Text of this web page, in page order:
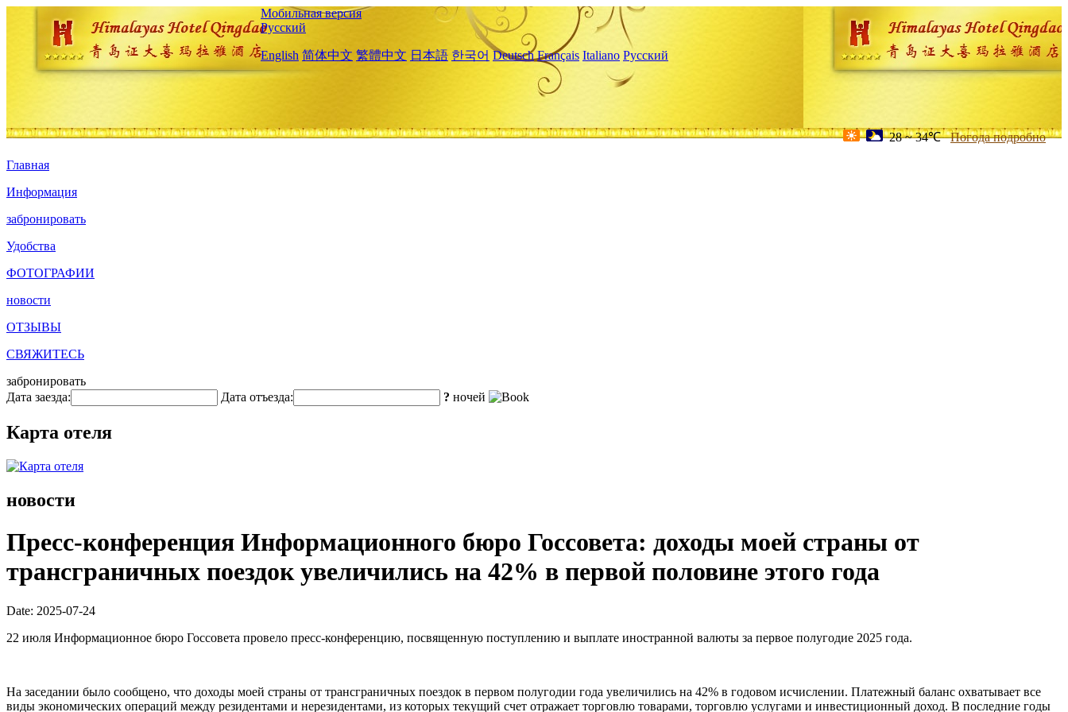
Мобильная версия
Русский
English 简体中文 繁體中文 日本語 한국어 Deutsch Français Italiano Русский
28 ~ 34℃ Погода подробно
Главная
Информация
забронировать
Удобства
ФОТОГРАФИИ
новости
ОТЗЫВЫ
СВЯЖИТЕСЬ
забронировать
Дата заезда:
Дата отъезда: ? ночей
Карта отеля
новости
Пресс-конференция Информационного бюро Госсовета: доходы моей страны от
трансграничных поездок увеличились на 42% в первой половине этого года
Date: 2025-07-24
22 июля Информационное бюро Госсовета провело пресс-конференцию, посвященную поступлению и выплате иностранной валюты за первое полугодие 2025 года.
На заседании было сообщено, что доходы моей страны от трансграничных поездок в первом полугодии года увеличились на 42% в годовом исчислении. Платежный баланс охватывает все
виды экономических операций между резидентами и нерезидентами, из которых текущий счет отражает торговлю товарами, торговлю услугами и инвестиционный доход. В последние годы